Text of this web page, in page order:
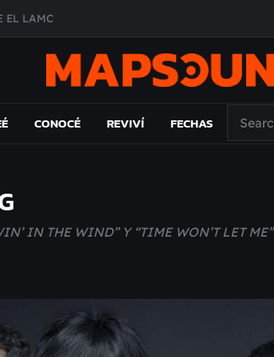
EL LAMC
DE ÉPOCA EN FORMA DE DISCO
CONOCÉ REVIVÍ FECHAS
IN THE WIND” Y “TIME WON’T LET ME”